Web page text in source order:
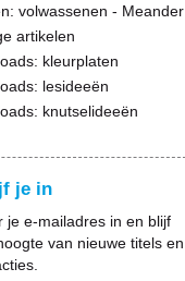
volwassenen - Meander
artikelen
kleurplaten
lesideeën
knutselideeën
je in
je e-mailadres in en blijf
van nieuwe titels en